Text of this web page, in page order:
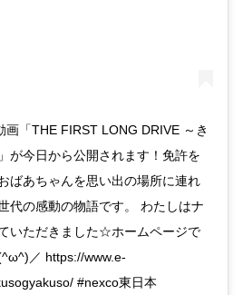
画「THE FIRST LONG DRIVE ～き
が今日から公開されます！免許を
ばあちゃんを思い出の場所に連れ
代の感動の物語です。 わたしはナ
いただきました☆ホームページで
／ https://www.e-
#nexco東日本